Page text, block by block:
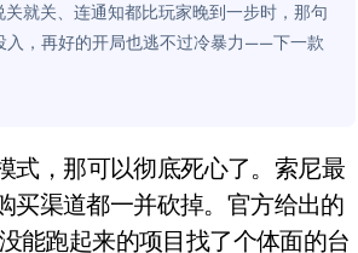
权
就关、连通知都比玩家晚到一步时，那句
入，再好的开局也逃不过冷暴力——下一款
买渠道都一并砍掉。官方给出的
能跑起来的项目找了个体面的台